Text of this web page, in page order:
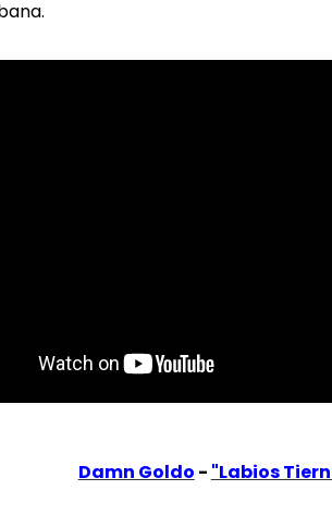
Damn Goldo - "Labios